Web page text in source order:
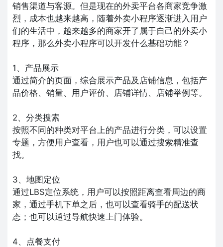
销售渠道与客源。但是现在的外卖平台各商家竞争激
烈，成本也越来越高，随着外卖小程序逐渐进入用户
们的生活中，越来越多的商家开了属于自己的外卖小
程序，那么外卖小程序可以开发什么基础功能？
1、产品展示
通过简介的页面，综合展示产品及店铺信息，包括产
品价格、销量、用户评价、店铺详情、店铺举例等。
2、分类搜索
按照不同的种类对平台上的产品进行分类，可以设置
专题，方便用户查看，用户也可以通过搜索精准查
找。
3、地图定位
通过LBS定位系统，用户可以按照距离查看周边的商
家，通过手机下单之后，也可以查看骑手的配送状
态；也可以通过导航快速上门体验。
4、点餐支付